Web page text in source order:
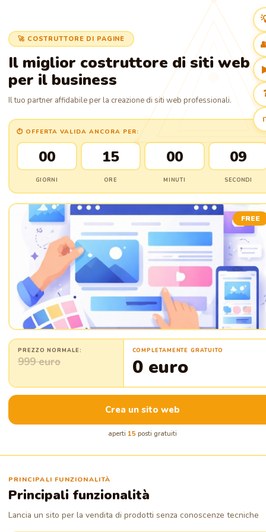
🚀 COSTRUTTORE DI PAGINE
Il miglior costruttore di siti web
per il business
Il tuo partner affidabile per la creazione di siti web professionali.
⏱ OFFERTA VALIDA ANCORA PER:
00
GIORNI
15
ORE
00
MINUTI
08
SECONDI
FREE
PREZZO NORMALE:
999 euro
COMPLETAMENTE GRATUITO
0 euro
Crea un sito web
aperti 15 posti gratuiti
PRINCIPALI FUNZIONALITÀ
Principali funzionalità
Lancia un sito per la vendita di prodotti senza conoscenze tecniche